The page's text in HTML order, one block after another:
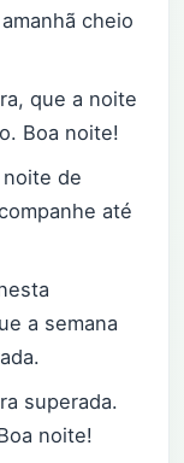
cheio
que a noite
Boa noite!
de
até
a semana
superada.
noite!